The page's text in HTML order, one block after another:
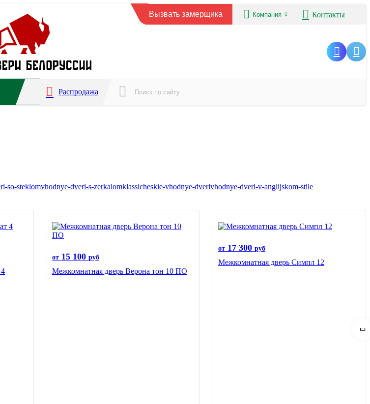
Вызвать замерщика Компания Контакты
Распродажа
so-steklomvhodnye-dveri-s-zerkalomklassicheskie-vhodnye-dverivhodnye-dveri-v-anglijskom-stile
от 15 100 руб
Межкомнатная дверь Верона тон 10 ПО
от 17 300 руб
Межкомнатная дверь Симпл 12